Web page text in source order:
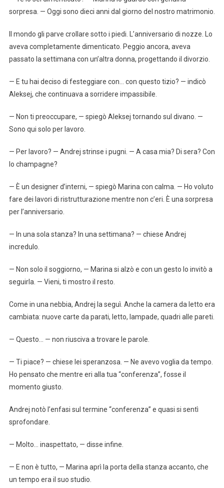
sorpresa. — Oggi sono dieci anni dal giorno del nostro matrimonio.
Il mondo gli parve crollare sotto i piedi. L’anniversario di nozze. Lo
aveva completamente dimenticato. Peggio ancora, aveva
passato la settimana con un’altra donna, progettando il divorzio.
— E tu hai deciso di festeggiare con… con questo tizio? — indicò
Aleksej, che continuava a sorridere impassibile.
— Non ti preoccupare, — spiegò Aleksej tornando sul divano. —
Sono qui solo per lavoro.
— Per lavoro? — Andrej strinse i pugni. — A casa mia? Di sera? Con
lo champagne?
— È un designer d’interni, — spiegò Marina con calma. — Ho voluto
fare dei lavori di ristrutturazione mentre non c’eri. È una sorpresa
per l’anniversario.
— In una sola stanza? In una settimana? — chiese Andrej
incredulo.
— Non solo il soggiorno, — Marina si alzò e con un gesto lo invitò a
seguirla. — Vieni, ti mostro il resto.
Come in una nebbia, Andrej la seguì. Anche la camera da letto era
cambiata: nuove carte da parati, letto, lampade, quadri alle pareti.
— Questo… — non riusciva a trovare le parole.
— Ti piace? — chiese lei speranzosa. — Ne avevo voglia da tempo.
Ho pensato che mentre eri alla tua “conferenza”, fosse il
momento giusto.
Andrej notò l’enfasi sul termine “conferenza” e quasi si sentì
sprofondare.
— Molto… inaspettato, — disse infine.
— E non è tutto, — Marina aprì la porta della stanza accanto, che
un tempo era il suo studio.